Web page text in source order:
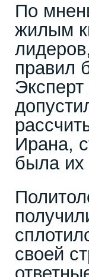
По
жилым
правил
Ирана,
была их
своей